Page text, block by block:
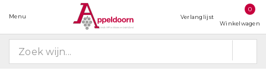
Menu Verlanglijst
0
Winkelwagen